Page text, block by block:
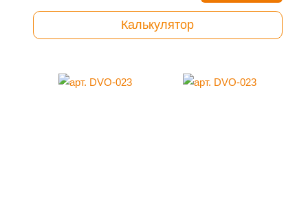
Калькулятор